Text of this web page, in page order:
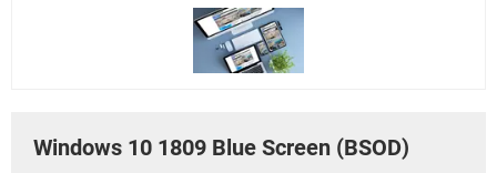
Windows 10 1809 Blue Screen (BSOD)